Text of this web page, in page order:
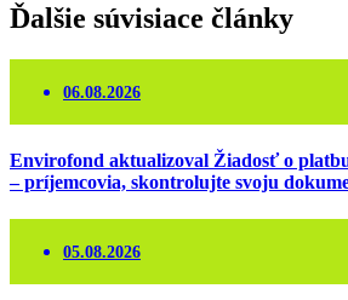
Ďalšie súvisiace články
06.08.2026
Envirofond aktualizoval Žiadosť o
– príjemcovia, skontrolujte svoju
05.08.2026